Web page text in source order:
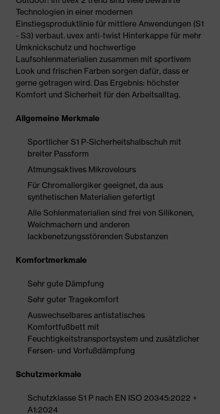
Technologien in einer modernen
Einstiegsproduktlinie für mittlere Anwendungen (S1
- S3) verbaut. uvex anti-twist Hinterkappe für mehr
Umknickschutz und hochwertige
Laufsohlenmaterialien zusammen mit sportivem
Look und frischen Farben sorgen dafür, dass er
gerne getragen wird. Das Ergebnis: höchster
Komfort und Sicherheit für den Arbeitsalltag.
Allgemeine Merkmale
Sportlicher S1 P-Sicherheitshalbschuh mit
breiter Passform
Atmungsaktives Mikrovelours
Für Chromallergiker geeignet, da aus
synthetischen Materialien gefertigt
Alle Sohlenmaterialien sind frei von Silikonen,
Weichmachern und anderen
lackbenetzungsstörenden Substanzen
Komfortmerkmale
Sehr gute Dämpfung
Sehr guter Tragekomfort
Auswechselbares antistatisches
Komfortfußbett mit
Feuchtigkeitstransportsystem und zusätzlicher
Fersen- und Vorfußdämpfung
Schutzmerkmale
Schutzklasse S1 P nach EN ISO 20345:2022 +
A1:2024